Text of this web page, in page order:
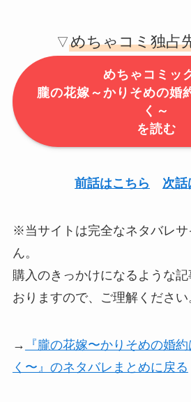
▽めちゃコミ独占
めちゃコミッ
朧の花嫁～かりそめの婚
く～
を読む
前話はこちら 次話
※当サイトは完全なネタバレ
ん。
購入のきっかけになるような
おりますので、ご理解ください
→
『朧の花嫁〜かりそめの婚
く〜』のネタバレまとめに戻る